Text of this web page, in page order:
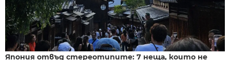
Япония отвъд стереотипите: 7 неща, които не